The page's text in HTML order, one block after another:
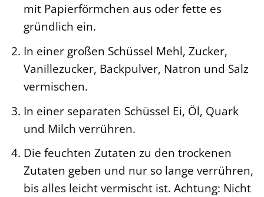
mit Papierförmchen aus oder fette es
gründlich ein.
In einer großen Schüssel Mehl, Zucker,
Vanillezucker, Backpulver, Natron und Salz
vermischen.
In einer separaten Schüssel Ei, Öl, Quark
und Milch verrühren.
Die feuchten Zutaten zu den trockenen
Zutaten geben und nur so lange verrühren,
bis alles leicht vermischt ist. Achtung: Nicht